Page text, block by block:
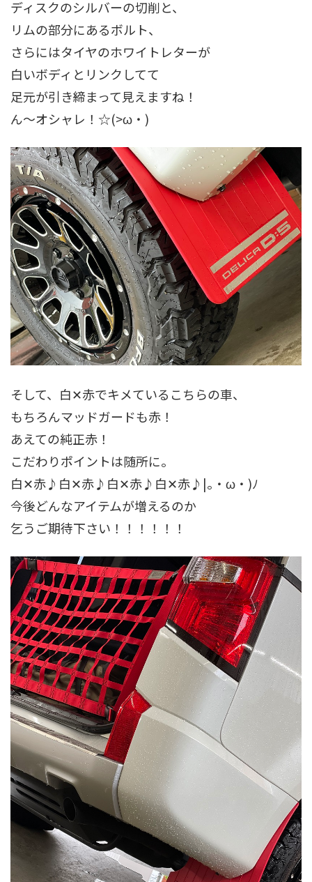
ディスクのシルバーの切削と、
リムの部分にあるボルト、
さらにはタイヤのホワイトレターが
白いボディとリンクしてて
足元が引き締まって見えますね！
ん～オシャレ！☆(>ω・)
そして、白✕赤でキメているこちらの車、
もちろんマッドガードも赤！
あえての純正赤！
こだわりポイントは随所に。
白✕赤♪白✕赤♪白✕赤♪白✕赤♪|｡・ω・)ﾉ
今後どんなアイテムが増えるのか
乞うご期待下さい！！！！！！